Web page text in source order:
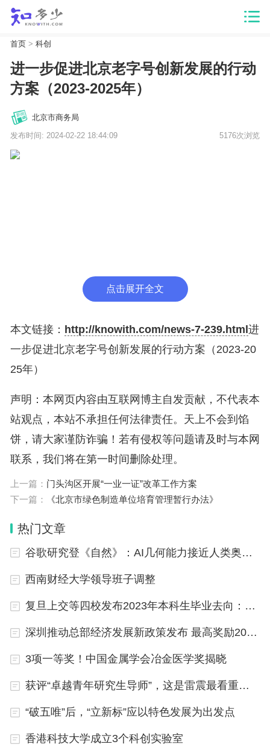
首页> 科创
进一步促进北京老字号创新发展的行动
方案（2023-2025年）
北京市商务局
发布时间: 2024-02-22 18:44:09 5176次浏览
点击展开全文
本文链接： http://knowith.com/news-7-239.html 进
一步促进北京老字号创新发展的行动方案（2023-20
25年）
声明：本网页内容由互联网博主自发贡献，不代表本
站观点，本站不承担任何法律责任。天上不会到馅
饼，请大家谨防诈骗！若有侵权等问题请及时与本网
联系，我们将在第一时间删除处理。
上一篇： 门头沟区开展“一业一证”改革工作方案
下一篇：
《北京市绿色制造单位培育管理暂行办法》
热门文章
谷歌研究登《自然》：AI几何能力接近人类奥数金牌选手
西南财经大学领导班子调整
复旦上交等四校发布2023年本科生毕业去向：多数选择继续深造
深圳推动总部经济发展新政策发布 最高奖励2000万
3项一等奖！中国金属学会冶金医学奖揭晓
获评“卓越青年研究生导师”，这是雷震最看重的一个奖
“破五唯”后，“立新标”应以特色发展为出发点
香港科技大学成立3个科创实验室